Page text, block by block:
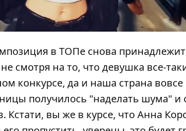
в ТОПе снова
смотря на то, что девушка все-
конкурсе, да и наша страна
получилось "наделать шума"
Кстати, вы же в курсе, что Анна